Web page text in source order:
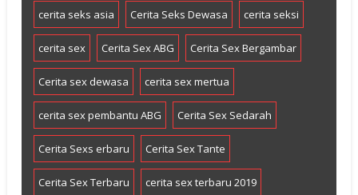
cerita seks asia Cerita Seks Dewasa cerita seksi
cerita sex Cerita Sex ABG Cerita Sex Bergambar
Cerita sex dewasa cerita sex mertua
cerita sex pembantu ABG Cerita Sex Sedarah
Cerita Sexs erbaru Cerita Sex Tante
Cerita Sex Terbaru cerita sex terbaru 2019